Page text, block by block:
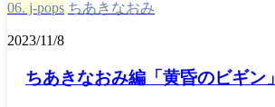
06. j-pops ちあきなおみ
2023/11/8
ちあきなおみ編「黄昏のビギン」